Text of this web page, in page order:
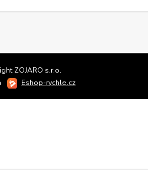
ZOJARO s.r.o.
Eshop-rychle.cz